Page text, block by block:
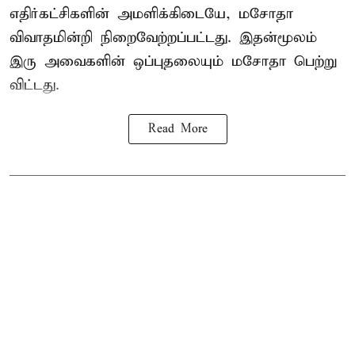
எதிர்கட்சிகளின் அமளிக்கிடையே, மசோதா
விவாதமின்றி நிறைவேற்றப்பட்டது. இதன்மூலம்
இரு அவைகளின் ஒப்புதலையும் மசோதா பெற்று
விட்டது.
Read More